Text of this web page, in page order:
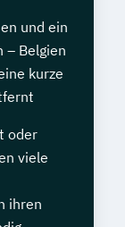
und ein
– Belgien
kurze
oder
viele
ihren